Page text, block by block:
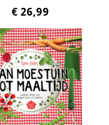
€ 26,99